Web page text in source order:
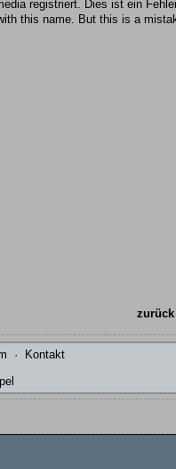
registriert. Dies ist ein
this name. But this is a
·
Kontakt